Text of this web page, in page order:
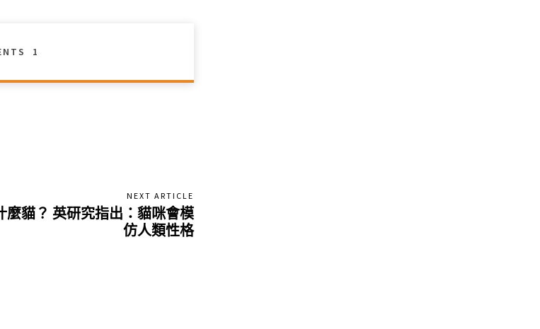
1
NEXT ARTICLE
麼貓？ 英研究指出：貓咪會模
仿人類性格